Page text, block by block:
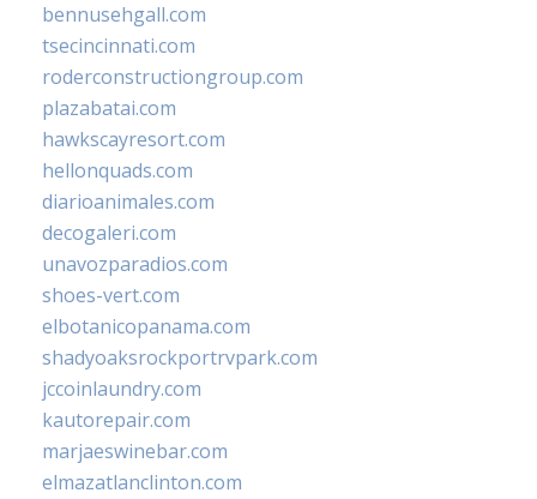
bennusehgall.com
tsecincinnati.com
roderconstructiongroup.com
plazabatai.com
hawkscayresort.com
hellonquads.com
diarioanimales.com
decogaleri.com
unavozparadios.com
shoes-vert.com
elbotanicopanama.com
shadyoaksrockportrvpark.com
jccoinlaundry.com
kautorepair.com
marjaeswinebar.com
elmazatlanclinton.com